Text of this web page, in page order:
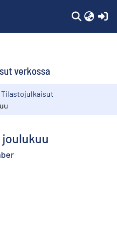
verkossa
Tilastojulkaisut
joulukuu